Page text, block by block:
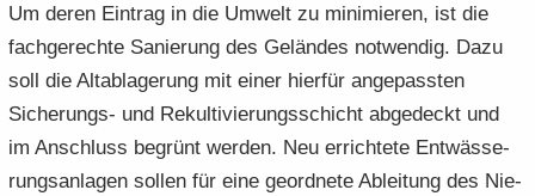
Um deren Ein­trag in die Um­welt zu mi­ni­mie­ren, ist die
fach­ge­rech­te Sa­nie­rung des Ge­län­des not­wen­dig. Dazu
soll die Alt­ab­la­ge­rung mit einer hier­für an­ge­pass­ten
Sicherungs-​ und Re­kul­ti­vie­rungs­schicht ab­ge­deckt und
im An­schluss be­grünt wer­den. Neu er­rich­te­te Ent­wäs­se­
rungs­an­la­gen sol­len für eine ge­ord­ne­te Ab­lei­tung des Nie­